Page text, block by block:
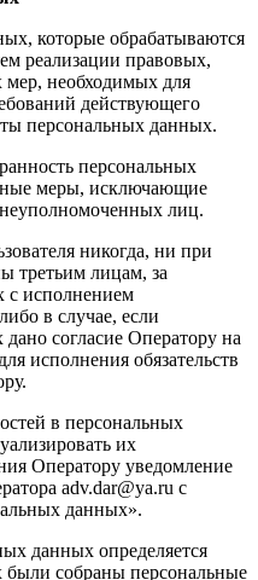
которые обрабатываются
реализации правовых,
мер, необходимых для
действующего
персональных данных.
персональных
меры, исключающие
лиц.
никогда, ни при
третьим лицам, за
с исполнением
в случае, если
согласие Оператору на
исполнения обязательств
в персональных
их
Оператору уведомление
adv.dar@ya.ru с
данных».
данных определяется
были собраны персональные